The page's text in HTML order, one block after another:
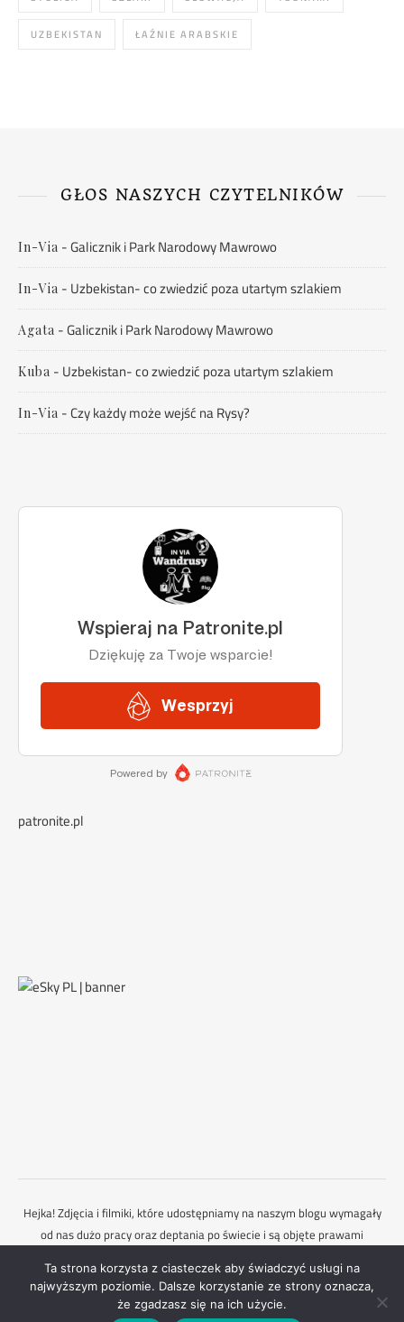
UZBEKISTAN ŁAŹNIE ARABSKIE
GŁOS NASZYCH CZYTELNIKÓW
In-Via -Galicznik i Park Narodowy Mawrowo
In-Via -Uzbekistan- co zwiedzić poza utartym szlakiem
Agata -Galicznik i Park Narodowy Mawrowo
Kuba -Uzbekistan- co zwiedzić poza utartym szlakiem
In-Via -Czy każdy może wejść na Rysy?
patronite.pl
Hejka! Zdjęcia i filmiki, które udostępniamy na naszym blogu wymagały
od nas dużo pracy oraz deptania po świecie i są objęte prawami
gdybyś chciał je wykorzystać. Mamy nadzieję, że to rozumiesz :)
Kontakt
Ashe Motyw przezWP Royal .
Ta strona korzysta z ciasteczek aby świadczyć usługi na
najwyższym poziomie. Dalsze korzystanie ze strony oznacza,
że zgadzasz się na ich użycie.